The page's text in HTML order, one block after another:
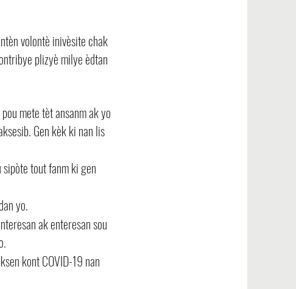
volontè inivèsite chak
plizyè milye èdtan
mete tèt ansanm ak yo
Gen kèk ki nan lis
tout fanm ki gen
yo.
ak enteresan sou
kont COVID-19 nan